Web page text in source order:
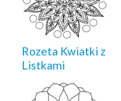
Rozeta Kwiatki z
Listkami